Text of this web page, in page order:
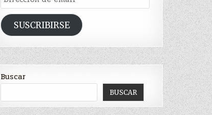
de
emailSUSCRIBIRSE
Buscar
BUSCAR